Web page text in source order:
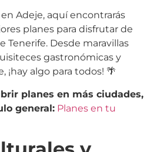
Adeje, aquí encontrarás
planes para disfrutar de
Tenerife. Desde maravillas
gastronómicas y
¡hay algo para todos! 🌴
planes en más ciudades,
general: Planes en tu